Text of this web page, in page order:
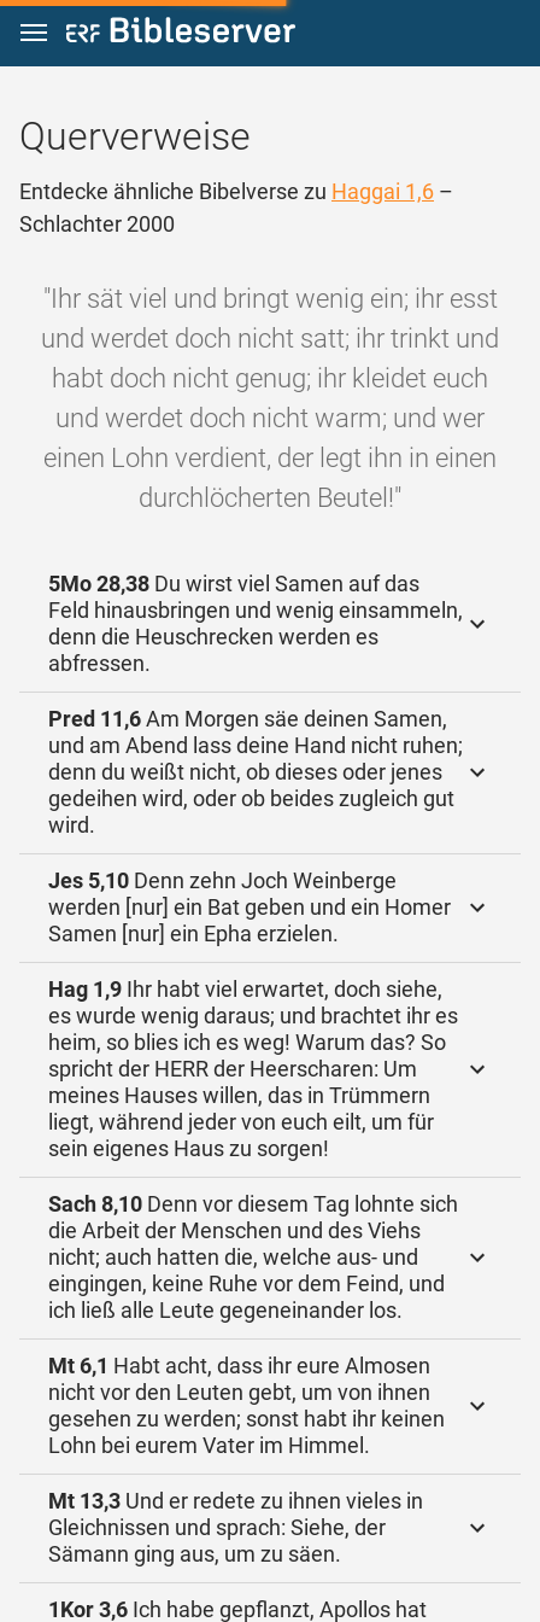
Zum Inhalt springen
Querverweise
Entdecke ähnliche Bibelverse zu Haggai 1,6 –
Schlachter 2000
"Ihr sät viel und bringt wenig ein; ihr esst
und werdet doch nicht satt; ihr trinkt und
habt doch nicht genug; ihr kleidet euch
und werdet doch nicht warm; und wer
einen Lohn verdient, der legt ihn in einen
durchlöcherten Beutel!"
5Mo 28,38 Du wirst viel Samen auf das
Feld hinausbringen und wenig einsammeln,
denn die Heuschrecken werden es
abfressen.
Pred 11,6Am Morgen säe deinen Samen,
und am Abend lass deine Hand nicht ruhen;
denn du weißt nicht, ob dieses oder jenes
gedeihen wird, oder ob beides zugleich gut
wird.
Jes 5,10 Denn zehn Joch Weinberge
werden [nur] ein Bat geben und ein Homer
Samen [nur] ein Epha erzielen.
Hag 1,9 Ihr habt viel erwartet, doch siehe,
es wurde wenig daraus; und brachtet ihr es
heim, so blies ich es weg! Warum das? So
spricht der HERR der Heerscharen: Um
meines Hauses willen, das in Trümmern
liegt, während jeder von euch eilt, um für
sein eigenes Haus zu sorgen!
Sach 8,10 Denn vor diesem Tag lohnte sich
die Arbeit der Menschen und des Viehs
nicht; auch hatten die, welche aus- und
eingingen, keine Ruhe vor dem Feind, und
ich ließ alle Leute gegeneinander los.
Mt 6,1 Habt acht, dass ihr eure Almosen
nicht vor den Leuten gebt, um von ihnen
gesehen zu werden; sonst habt ihr keinen
Lohn bei eurem Vater im Himmel.
Mt 13,3 Und er redete zu ihnen vieles in
Gleichnissen und sprach: Siehe, der
Sämann ging aus, um zu säen.
1Kor 3,6 Ich habe gepflanzt, Apollos hat